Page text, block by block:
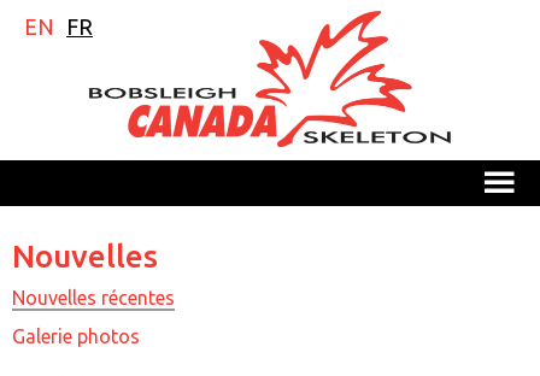
EN FR
M
Nouvelles
Nouvelles récentes
Galerie photos